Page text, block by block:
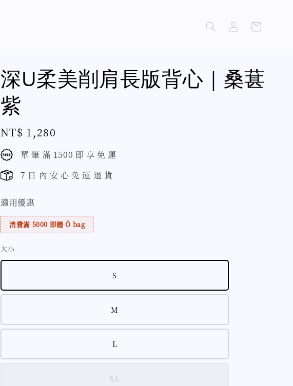
深U柔美削肩長版背心｜桑葚
紫
Regular
price
NT$ 1,280
單 筆 滿 1500 即 享 免 運
7 日 內 安 心 免 運 退 貨
適用優惠
消費滿 5000 即贈 Ö bag
大小
S
M
L
XL